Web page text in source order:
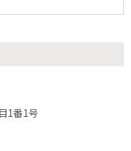
1番1号